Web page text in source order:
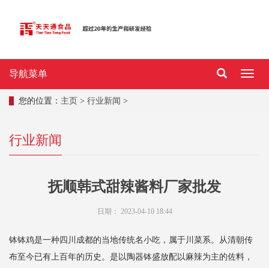
导
导航菜单
您的位置： 主页 > 行业新闻 >
行业新闻
抚顺韩式甜辣酱料厂家批发
日期： 2023-04-10 18:44
钵钵鸡是一种四川成都的当地传统名小吃，属于川菜系。从清朝传
布至今已有上百年的历史。是以陶器钵盛放配以麻辣为主的佐料，